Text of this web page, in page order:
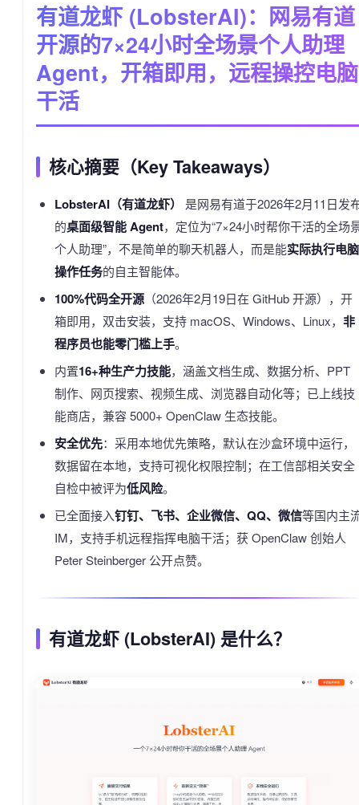
有道龙虾 (LobsterAI)：网易有道
开源的7×24小时全场景个人助理
Agent，开箱即用，远程操控电脑
干活
核心摘要（Key Takeaways）
LobsterAI（有道龙虾）
是网易有道于2026年2月11日发
的桌面级智能 Agent，定位为“7×24小时帮你干活的全场
个人助理”，不是简单的聊天机器人，而是能实际执行电脑
操作任务的自主智能体。
100%代码全开源（2026年2月19日在 GitHub 开源），开
箱即用，双击安装，支持 macOS、Windows、Linux， 非
程序员也能零门槛上手。
内置16+种生产力技能，涵盖文档生成、数据分析、PPT
制作、网页搜索、视频生成、浏览器自动化等；已上线技
能商店，兼容 5000+ OpenClaw 生态技能。
安全优先：采用本地优先策略，默认在沙盒环境中运行，
数据留在本地，支持可视化权限控制；在工信部相关安全
自检中被评为低风险。
已全面接入钉钉、飞书、企业微信、QQ、微信等国内主
IM，支持手机远程指挥电脑干活；获 OpenClaw 创始人
Peter Steinberger 公开点赞。
有道龙虾 (LobsterAI) 是什么？